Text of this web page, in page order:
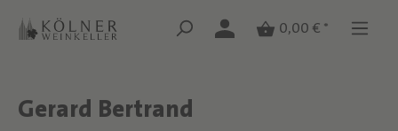
Zum Hauptinhalt springen
Zum Hauptinhalt springen
0,00 € *
Text überspringen
Gerard Bertrand